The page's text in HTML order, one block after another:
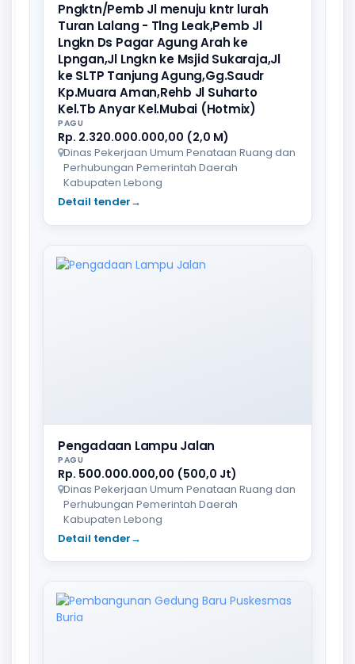
Pngktn/Pemb Jl menuju kntr lurah
Turan Lalang - Tlng Leak,Pemb Jl
Lngkn Ds Pagar Agung Arah ke
Lpngan,Jl Lngkn ke Msjid Sukaraja,Jl
ke SLTP Tanjung Agung,Gg.Saudr
Kp.Muara Aman,Rehb Jl Suharto
Kel.Tb Anyar Kel.Mubai (Hotmix)
PAGU
Rp. 2.320.000.000,00 (2,0 M)
Dinas Pekerjaan Umum Penataan Ruang dan
Perhubungan Pemerintah Daerah
Kabupaten Lebong
Detail tender→
Pengadaan Lampu Jalan
PAGU
Rp. 500.000.000,00 (500,0 Jt)
Dinas Pekerjaan Umum Penataan Ruang dan
Perhubungan Pemerintah Daerah
Kabupaten Lebong
Detail tender→